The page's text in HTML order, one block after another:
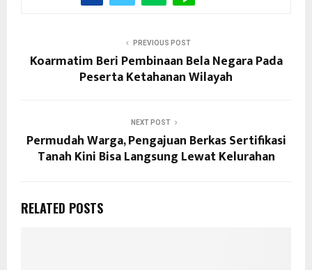
PREVIOUS POST
Koarmatim Beri Pembinaan Bela Negara Pada
Peserta Ketahanan Wilayah
NEXT POST
Permudah Warga, Pengajuan Berkas Sertifikasi
Tanah Kini Bisa Langsung Lewat Kelurahan
RELATED POSTS